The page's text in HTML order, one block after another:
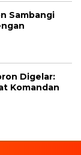
Sambangi
Digelar:
Komandan